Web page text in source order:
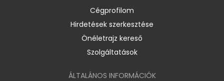
Cégprofilom
Hirdetések szerkesztése
Önéletrajz kereső
Szolgáltatások
ÁLTALÁNOS INFORMÁCIÓK